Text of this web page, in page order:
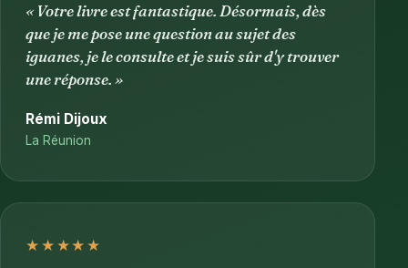
« Votre livre est fantastique. Désormais, dès
que je me pose une question au sujet des
iguanes, je le consulte et je suis sûr d'y trouver
une réponse. »
Rémi Dijoux
La Réunion
★★★★★